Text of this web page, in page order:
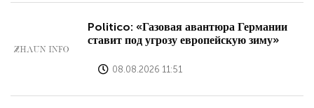
Politico: «Газовая авантюра Германии
ставит под угрозу европейскую зиму»
08.08.2026 11:51